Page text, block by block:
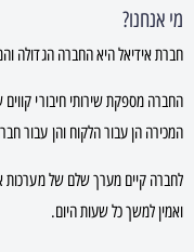
מי אנחנו?
חברת אידיאל היא החברה הגדולה
החברה מספקת שירותי חיבורי
המכירה הן עבור הלקוח והן עבור
לחברה קיים מערך שלם של מערכות
ואמין למשך כל שעות היום.